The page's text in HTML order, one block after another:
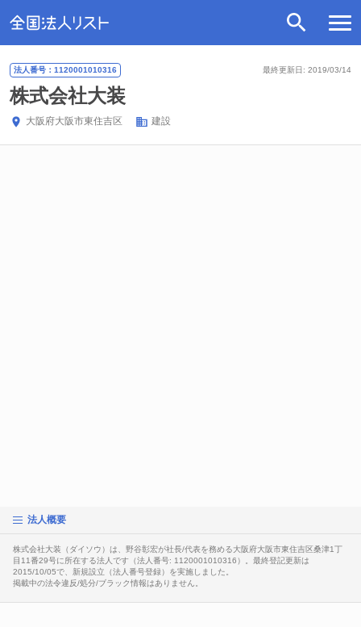
最終更新日: 2019/03/14
法人番号：1120001010316
株式会社大装
大阪府大阪市東住吉区 建設
法人概要
株式会社大装（ダイソウ）は、野谷彰宏が社長/代表を務める大阪府大阪市東住吉区桑津1丁
目11番29号に所在する法人です（法人番号: 1120001010316）。最終登記更新は
2015/10/05で、新規設立（法人番号登録）を実施しました。
掲載中の法令違反/処分/ブラック情報はありません。